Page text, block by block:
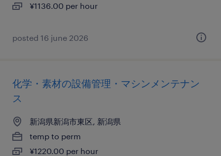
¥1136.00 per hour
posted 16 june 2026
化学・素材の設備管理・マシンメンテナン
ス
新潟県新潟市東区, 新潟県
temp to perm
¥1220.00 per hour